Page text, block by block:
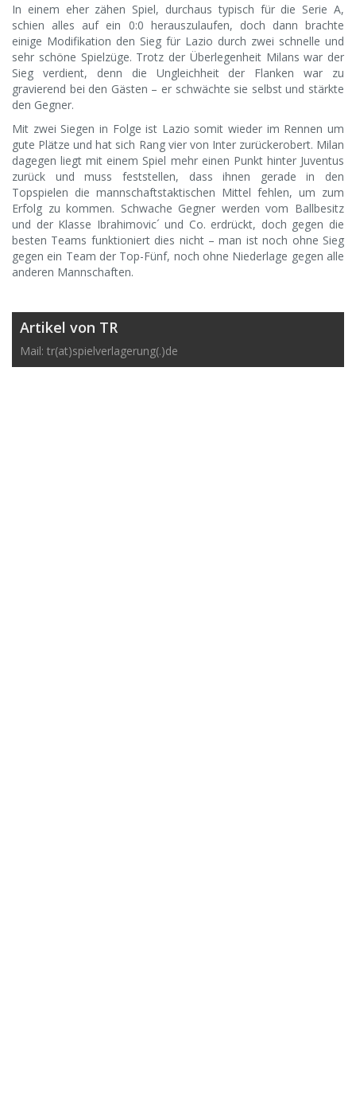
In einem eher zähen Spiel, durchaus typisch für die Serie A,
schien alles auf ein 0:0 herauszulaufen, doch dann brachte
einige Modifikation den Sieg für Lazio durch zwei schnelle und
sehr schöne Spielzüge. Trotz der Überlegenheit Milans war der
Sieg verdient, denn die Ungleichheit der Flanken war zu
gravierend bei den Gästen – er schwächte sie selbst und stärkte
den Gegner.
Mit zwei Siegen in Folge ist Lazio somit wieder im Rennen um
gute Plätze und hat sich Rang vier von Inter zurückerobert. Milan
dagegen liegt mit einem Spiel mehr einen Punkt hinter Juventus
zurück und muss feststellen, dass ihnen gerade in den
Topspielen die mannschaftstaktischen Mittel fehlen, um zum
Erfolg zu kommen. Schwache Gegner werden vom Ballbesitz
und der Klasse Ibrahimovic´ und Co. erdrückt, doch gegen die
besten Teams funktioniert dies nicht – man ist noch ohne Sieg
gegen ein Team der Top-Fünf, noch ohne Niederlage gegen alle
anderen Mannschaften.
Artikel von TR
Mail: tr(at)spielverlagerung(.)de